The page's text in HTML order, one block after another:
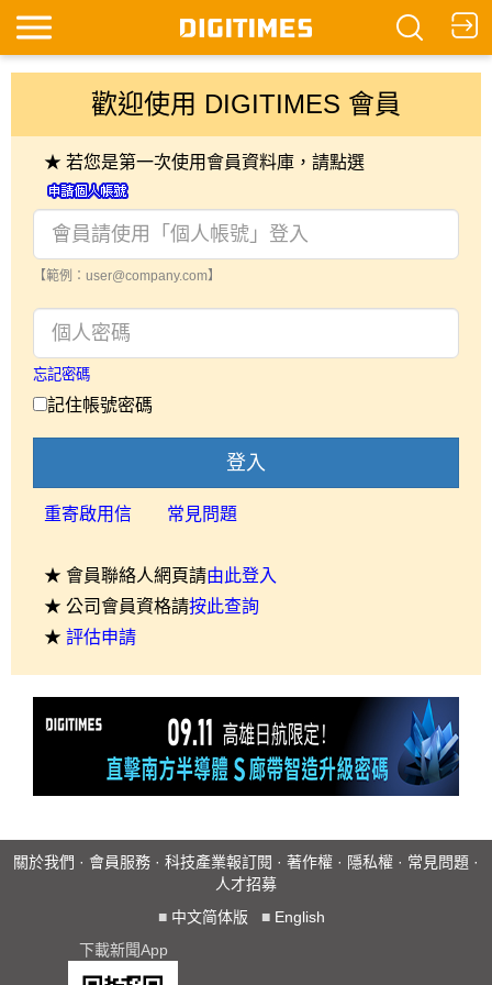
歡迎使用 DIGITIMES 會員
★ 若您是第一次使用會員資料庫，請點選
【範例：user@company.com】
忘記密碼
記住帳號密碼
登入
重寄啟用信 常見問題
★ 會員聯絡人網頁請由此登入
★ 公司會員資格請按此查詢
★ 評估申請
關於我們 · 會員服務 · 科技產業報訂閱 · 著作權 · 隱私權 · 常見問題 ·
人才招募
■ 中文简体版 ■ English
下載新聞App